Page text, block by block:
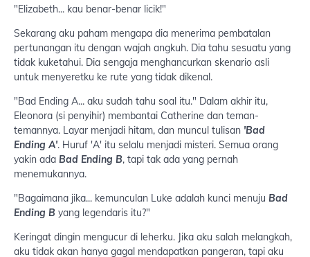
"Elizabeth... kau benar-benar licik!"
Sekarang aku paham mengapa dia menerima pembatalan
pertunangan itu dengan wajah angkuh. Dia tahu sesuatu yang
tidak kuketahui. Dia sengaja menghancurkan skenario asli
untuk menyeretku ke rute yang tidak dikenal.
"Bad Ending A... aku sudah tahu soal itu." Dalam akhir itu,
Eleonora (si penyihir) membantai Catherine dan teman-
temannya. Layar menjadi hitam, dan muncul tulisan 'Bad
Ending A'. Huruf 'A' itu selalu menjadi misteri. Semua orang
yakin ada Bad Ending B, tapi tak ada yang pernah
menemukannya.
"Bagaimana jika... kemunculan Luke adalah kunci menuju Bad
Ending B yang legendaris itu?"
Keringat dingin mengucur di leherku. Jika aku salah melangkah,
aku tidak akan hanya gagal mendapatkan pangeran, tapi aku